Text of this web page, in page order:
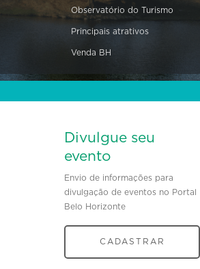
Observatório do Turismo
Principais atrativos
Venda BH
Divulgue seu
evento
Envio de informações para
divulgação de eventos no Portal
Belo Horizonte
CADASTRAR